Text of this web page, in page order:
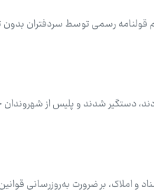
قولنامه رسمی توسط سردفتران
دستگیر شدند و پلیس از
و املاک، بر ضرورت به‌روزرسانی